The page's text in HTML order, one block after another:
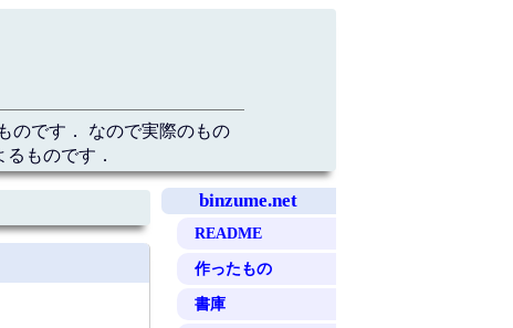
のです． なので実際のもの
ものです．
binzume.net
README
作ったもの
書庫